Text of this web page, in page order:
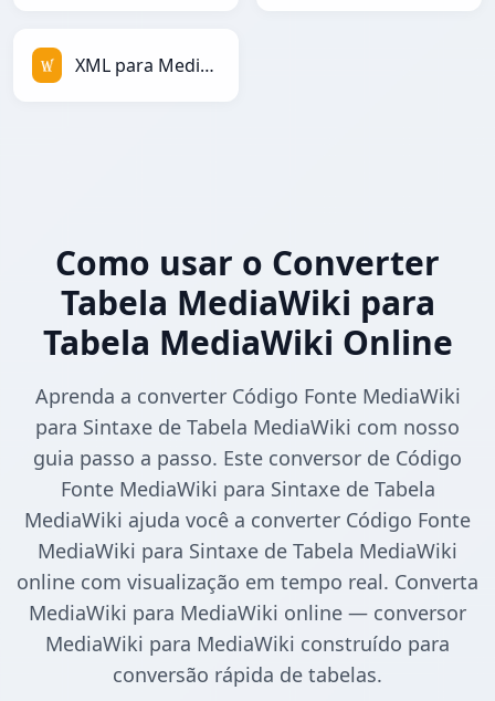
XML para MediaWiki
Como usar o Converter
Tabela MediaWiki para
Tabela MediaWiki Online
Aprenda a converter Código Fonte MediaWiki
para Sintaxe de Tabela MediaWiki com nosso
guia passo a passo. Este conversor de Código
Fonte MediaWiki para Sintaxe de Tabela
MediaWiki ajuda você a converter Código Fonte
MediaWiki para Sintaxe de Tabela MediaWiki
online com visualização em tempo real. Converta
MediaWiki para MediaWiki online — conversor
MediaWiki para MediaWiki construído para
conversão rápida de tabelas.